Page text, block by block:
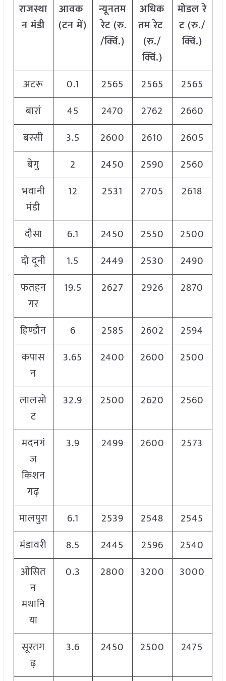
राजस्था
न मंडी
आवक
(टन में)
न्यूनतम
रेट(रु.
/क्विं.)
अधिक
तमरेट
(रु./
क्विं.)
मोडलरे
ट (रु./
क्विं.)
अटरू 0.1 2565 2565
2565
बारां
45 2470 2762
2660
बस्सी
3.5 2600 2610
2605
बेगु
2 2450 2590
2560
भवानी
मंडी
12 2531 2705 2618
दौसा 6.1 2450 2550
2500
दो दूनी
1.5 2449 2530
2490
फतहन
गर
19.5 2627 2926 2870
हिण्डौन 6 2585 2602
2594
कपास
न
3.65 2400 2600 2500
लालसो
ट
32.9 2500 2620 2560
मदनगं
ज
किशन
गढ़
3.9 2499 2600 2573
मालपुरा 6.1 2539 2548
2545
मंडावरी
8.5 2445 2596
2540
ओसित
न
मथानि
या
0.3 2800 3200 3000
सूरतग
ढ़
3.6 2450 2500 2475